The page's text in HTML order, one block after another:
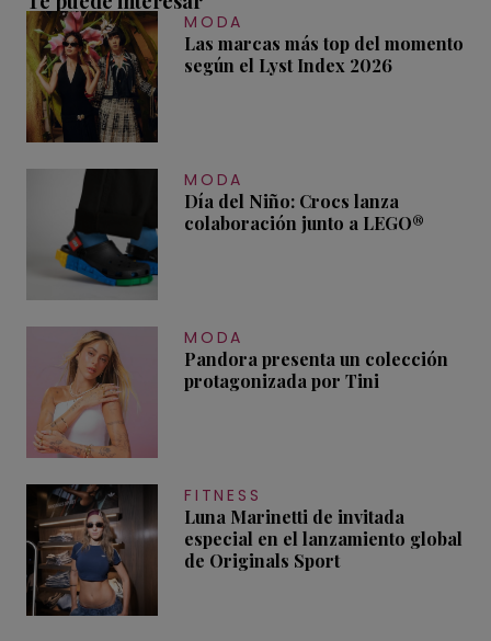
MODA
Las marcas más top del momento
según el Lyst Index 2026
MODA
Día del Niño: Crocs lanza
colaboración junto a LEGO®
MODA
Pandora presenta un colección
protagonizada por Tini
FITNESS
Luna Marinetti de invitada
especial en el lanzamiento global
de Originals Sport